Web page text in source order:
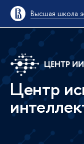
Высшая школа
Центр